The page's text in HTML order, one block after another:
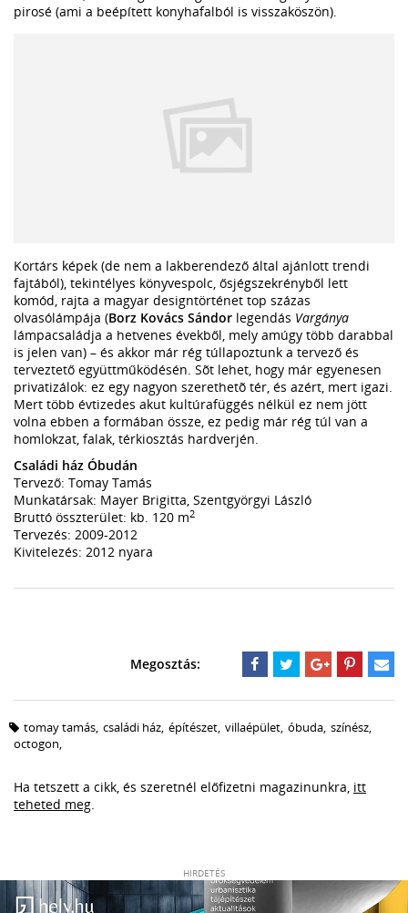
pirosé (ami a beépített konyhafalból is visszaköszön).
Kortárs képek (de nem a lakberendező által ajánlott trendi
fajtából), tekintélyes könyvespolc, ősjégszekrényből lett
komód, rajta a magyar designtörténet top százas
olvasólámpája (Borz Kovács Sándor legendás Vargánya
lámpacsaládja a hetvenes évekből, mely amúgy több darabbal
is jelen van) – és akkor már rég túllapoztunk a tervező és
terveztető együttműködésén. Sõt lehet, hogy már egyenesen
privatizálok: ez egy nagyon szerethetõ tér, és azért, mert igazi.
Mert több évtizedes akut kultúrafüggés nélkül ez nem jött
volna ebben a formában össze, ez pedig már rég túl van a
homlokzat, falak, térkiosztás hardverjén.
Családi ház Óbudán
Tervező: Tomay Tamás
Munkatársak: Mayer Brigitta, Szentgyörgyi László
Bruttó összterület: kb. 120 m2
Tervezés: 2009-2012
Kivitelezés: 2012 nyara
tomay tamás, családi ház, építészet, villaépület, óbuda, színész,
octogon,
Ha tetszett a cikk, és szeretnél előfizetni magazinunkra, itt
teheted meg.
HIRDETÉS